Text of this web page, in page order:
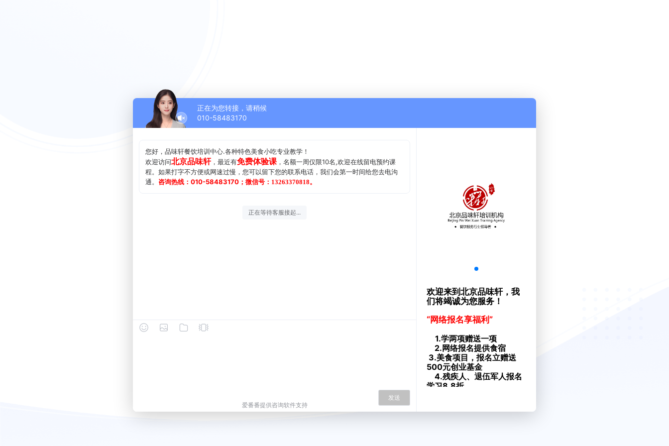
正在为您转接，请稍候
010-58483170
您好，品味轩餐饮培训中心.各种特色美食小吃专业教学！
欢迎访问北京品味轩 ，最近有免费体验课 ，名额一周仅限10名,欢迎在线留电预约课
程。如果打字不方便或网速过慢，您可以留下您的联系电话，我们会第一时间给您去电沟
通。 咨询热线：010-58483170；微信号： 13263370818。
正在等待客服接起...
发送
欢迎来到北京品味轩，我
们将竭诚为您服务！
“网络报名享福利”
1.学两项赠送一项
2.网络报名提供食宿
3.美食项目，报名立赠送
500元创业基金
4.残疾人、退伍军人报名
学习8.8折